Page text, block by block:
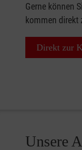
Gerne können
kommen direkt
Direkt zur
Unsere